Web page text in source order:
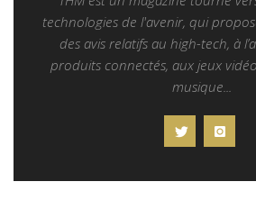
technologies de l'avenir, qui
des avis relatifs au high-tech, à
produits connectés, aux jeux
musique...